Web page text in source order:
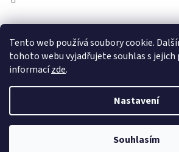
Tento web používá soubory cookie.
tohoto webu vyjadřujete souhlas s jejich
informacízde.
Nastavení
Souhlasím
Copyright 2026ANDY Boom. Všechna
nastavení cookies